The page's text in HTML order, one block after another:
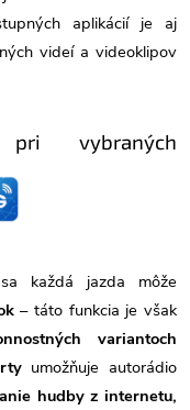
aplikácií je aj
videí a videoklipov
vybraných
každá jazda môže
– táto funkcia je však
variantoch
umožňuje autorádio
hudby z internetu,